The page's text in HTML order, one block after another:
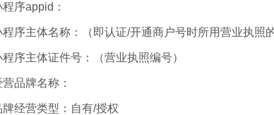
程序appid：
程序主体名称：（即认证/开通商户号时所用营业执照
程序主体证件号：（营业执照编号）
营品牌名称：
牌经营类型：自有/授权